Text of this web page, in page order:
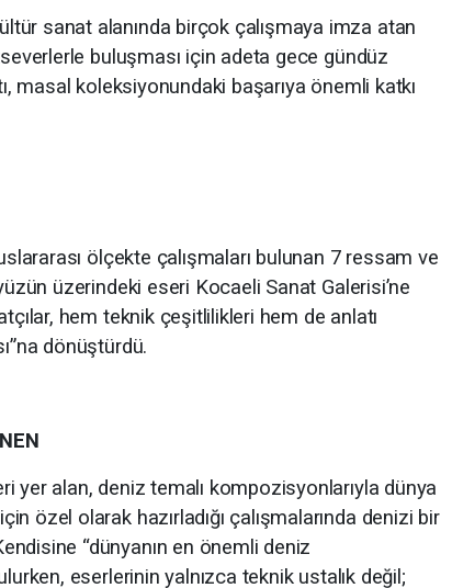
sanat alanında birçok çalışmaya imza atan
buluşması için adeta gece gündüz
masal koleksiyonundaki başarıya önemli katkı
ölçekte çalışmaları bulunan 7 ressam ve
üzerindeki eseri Kocaeli Sanat Galerisi’ne
hem teknik çeşitlilikleri hem de anlatı
dönüştürdü.
yer alan, deniz temalı kompozisyonlarıyla dünya
özel olarak hazırladığı çalışmalarında denizi bir
“dünyanın en önemli deniz
eserlerinin yalnızca teknik ustalık değil;